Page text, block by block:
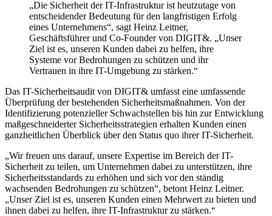
„Die Sicherheit der IT-Infrastruktur ist heutzutage von
entscheidender Bedeutung für den langfristigen Erfolg
eines Unternehmens“, sagt Heinz Leitner,
Geschäftsführer und Co-Founder von DIGIT&. „Unser
Ziel ist es, unseren Kunden dabei zu helfen, ihre
Systeme vor Bedrohungen zu schützen und ihr
Vertrauen in ihre IT-Umgebung zu stärken.“
Das IT-Sicherheitsaudit von DIGIT& umfasst eine umfassende
Überprüfung der bestehenden Sicherheitsmaßnahmen. Von der
Identifizierung potenzieller Schwachstellen bis hin zur Entwicklung
maßgeschneiderter Sicherheitsstrategien erhalten Kunden einen
ganzheitlichen Überblick über den Status quo ihrer IT-Sicherheit.
„Wir freuen uns darauf, unsere Expertise im Bereich der IT-
Sicherheit zu teilen, um Unternehmen dabei zu unterstützen, ihre
Sicherheitsstandards zu erhöhen und sich vor den ständig
wachsenden Bedrohungen zu schützen“, betont Heinz Leitner.
„Unser Ziel ist es, unseren Kunden einen Mehrwert zu bieten und
ihnen dabei zu helfen, ihre IT-Infrastruktur zu stärken.“